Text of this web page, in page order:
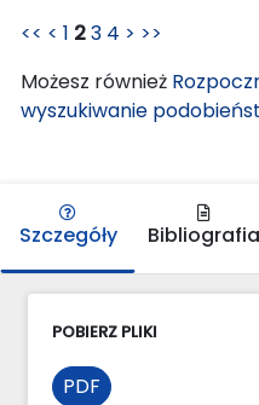
<< < 1 23 4 > >>
Możesz również
wyszukiwanie
Szczegóły Bibliografia
POBIERZ PLIKI
PDF